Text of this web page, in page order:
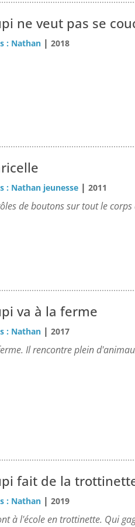
ne veut pas se
: Nathan |2018
: Nathan jeunesse |2011
de boutons sur tout le
va à la ferme
: Nathan |2017
Il rencontre plein
fait de la
: Nathan |2019
à l'école en trottinette. Qui